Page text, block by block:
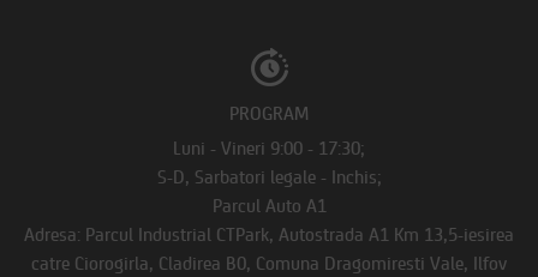
PROGRAM
Luni - Vineri 9:00 - 17:30;
S-D, Sarbatori legale - Inchis;
Parcul Auto A1
Adresa: Parcul Industrial CTPark, Autostrada A1 Km 13,5-iesirea
catre Ciorogirla, Cladirea B0, Comuna Dragomiresti Vale, Ilfov